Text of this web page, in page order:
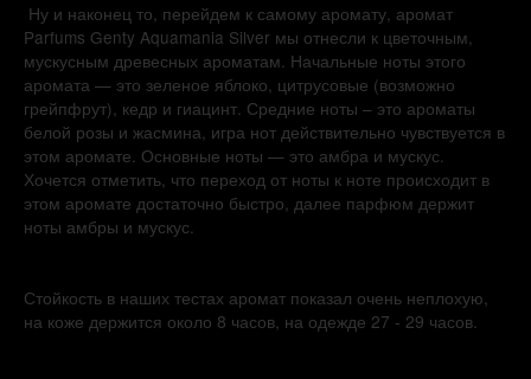
Ну и наконец то, перейдем к самому аромату, аромат
Parfums Genty Aquamania Silver мы отнесли к цветочным,
мускусным древесных ароматам. Начальные ноты этого
аромата — это зеленое яблоко, цитрусовые (возможно
грейпфрут), кедр и гиацинт. Средние ноты – это ароматы
белой розы и жасмина, игра нот действительно чувствуется в
этом аромате. Основные ноты — это амбра и мускус.
Хочется отметить, что переход от ноты к ноте происходит в
этом аромате достаточно быстро, далее парфюм держит
ноты амбры и мускус.
Стойкость в наших тестах аромат показал очень неплохую,
на коже держится около 8 часов, на одежде 27 - 29 часов.